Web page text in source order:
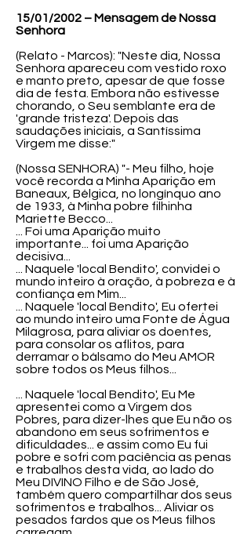
15/01/2002 – Mensagem de Nossa
Senhora
(Relato - Marcos): "Neste dia, Nossa
Senhora apareceu com vestido roxo
e manto preto, apesar de que fosse
dia de festa. Embora não estivesse
chorando, o Seu semblante era de
'grande tristeza'. Depois das
saudações iniciais, a Santíssima
Virgem me disse:"
(Nossa SENHORA) "- Meu filho, hoje
você recorda a Minha Aparição em
Baneaux, Bélgica, no longínquo ano
de 1933, à Minha pobre filhinha
Mariette Becco...
... Foi uma Aparição muito
importante... foi uma Aparição
decisiva...
... Naquele 'local Bendito', convidei o
mundo inteiro à oração, à pobreza e à
confiança em Mim...
... Naquele 'local Bendito', Eu ofertei
ao mundo inteiro uma Fonte de Água
Milagrosa, para aliviar os doentes,
para consolar os aflitos, para
derramar o bálsamo do Meu AMOR
sobre todos os Meus filhos...
... Naquele 'local Bendito', Eu Me
apresentei como a Virgem dos
Pobres, para dizer-lhes que Eu não os
abandono em seus sofrimentos e
dificuldades... e assim como Eu fui
pobre e sofri com paciência as penas
e trabalhos desta vida, ao lado do
Meu DIVINO Filho e de São José,
também quero compartilhar dos seus
sofrimentos e trabalhos... Aliviar os
pesados fardos que os Meus filhos